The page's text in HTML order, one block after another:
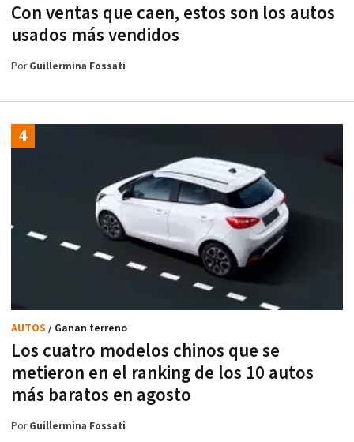
Con ventas que caen, estos son los autos
usados más vendidos
PorGuillermina Fossati
Los cuatro modelos chinos que se
metieron en el ranking de los 10 autos
más baratos en agosto
AUTOS / Ganan terreno
PorGuillermina Fossati